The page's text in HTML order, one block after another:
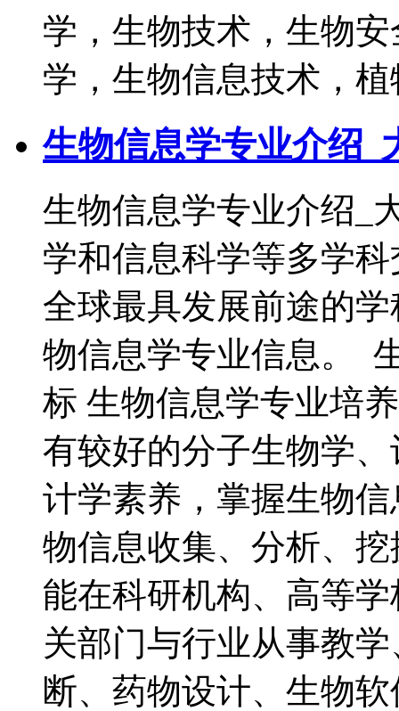
学，生物技术，生物
学，生物信息技术，
生物信息学专业介绍_
生物信息学专业介绍_
学和信息科学等多学
全球最具发展前途的
物信息学专业信息。
标 生物信息学专业培
有较好的分子生物学
计学素养，掌握生物
物信息收集、分析、
能在科研机构、高等
关部门与行业从事教
断、药物设计、生物